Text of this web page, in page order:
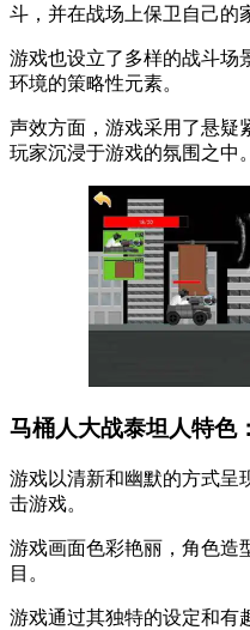
斗，并在战场上保卫自己的
游戏也设立了多样的战斗场
环境的策略性元素。
声效方面，游戏采用了悬疑
玩家沉浸于游戏的氛围之中。
马桶人大战泰坦人特色：
游戏以清新和幽默的方式呈
击游戏。
游戏画面色彩艳丽，角色造
目。
游戏通过其独特的设定和有